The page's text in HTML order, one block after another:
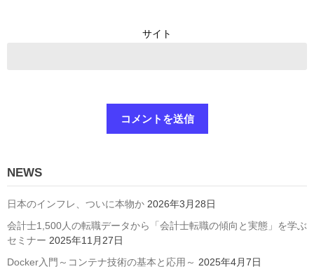
サイト
NEWS
日本のインフレ、ついに本物か 2026年3月28日
会計士1,500人の転職データから「会計士転職の傾向と実態」を学ぶ
セミナー 2025年11月27日
Docker入門～コンテナ技術の基本と応用～ 2025年4月7日